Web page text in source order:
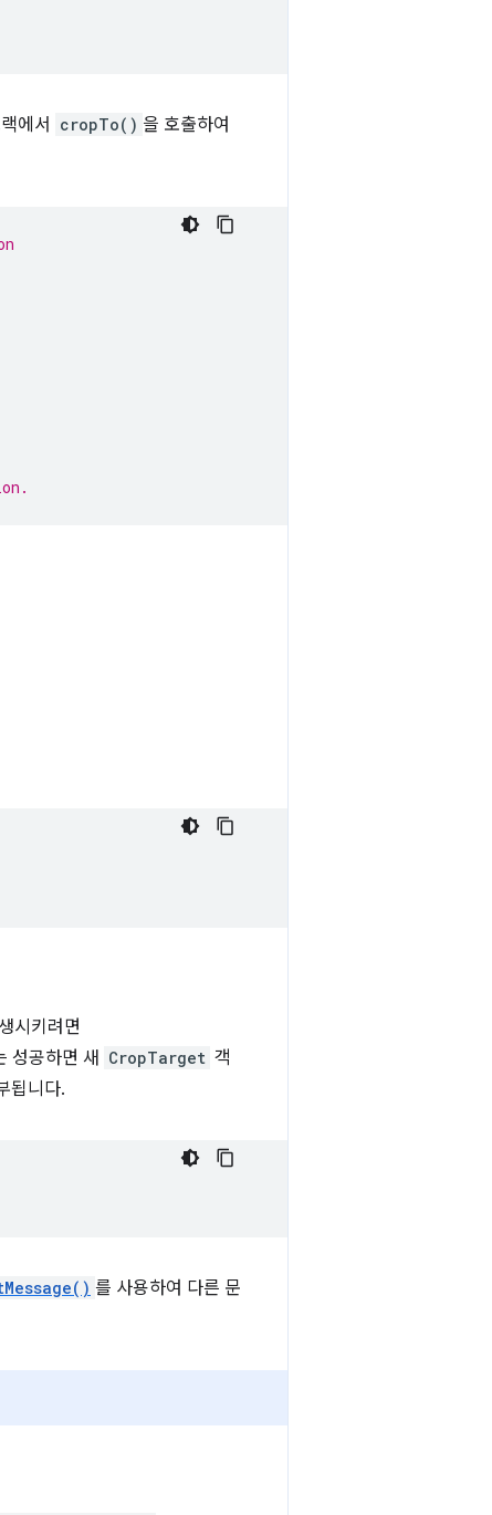
에서 cropTo() 을 호출하여
시키려면
성공하면 새 CropTarget 객
됩니다.
를 사용하여 다른 문